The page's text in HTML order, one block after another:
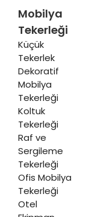
Mobilya
Tekerleği
Küçük
Tekerlek
Dekoratif
Mobilya
Tekerleği
Koltuk
Tekerleği
Raf ve
Sergileme
Tekerleği
Ofis Mobilya
Tekerleği
Otel